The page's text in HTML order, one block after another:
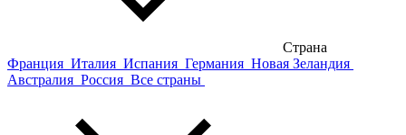
Страна
Франция Италия Испания Германия Новая Зеландия
Австралия Россия Все страны